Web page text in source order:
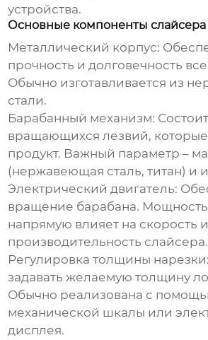
устройства.
Основные компоненты слайсера
Металлический корпус:
прочность и долговечность
Обычно изготавливается из
стали.
Барабанный механизм:
вращающихся лезвий,
продукт. Важный параметр –
(нержавеющая сталь, титан) и
Электрический двигатель:
вращение барабана. Мощность
напрямую влияет на скорость и
производительность слайсера.
Регулировка толщины нарезки:
задавать желаемую толщину
Обычно реализована с
механической шкалы или
дисплея.